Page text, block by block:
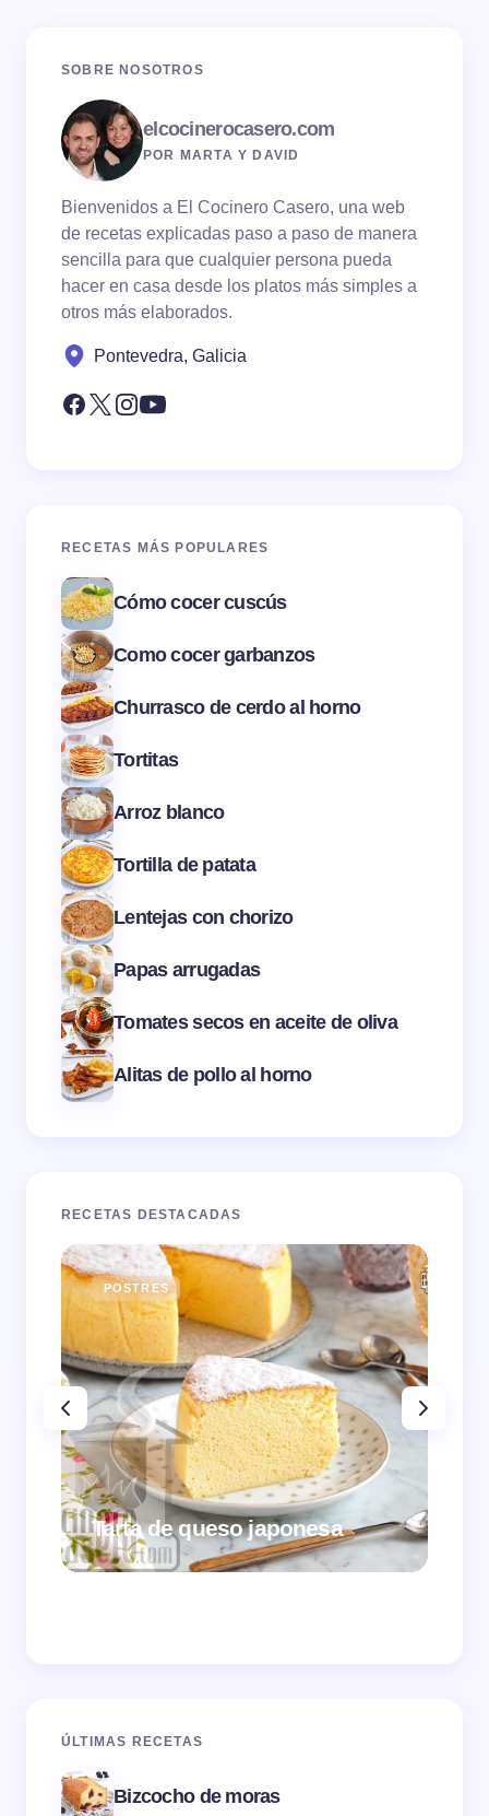
SOBRE NOSOTROS
elcocinerocasero.com
POR MARTA Y DAVID
Bienvenidos a El Cocinero Casero, una web
de recetas explicadas paso a paso de manera
sencilla para que cualquier persona pueda
hacer en casa desde los platos más simples a
otros más elaborados.
Pontevedra, Galicia
RECETAS MÁS POPULARES
Cómo cocer cuscús
Como cocer garbanzos
Churrasco de cerdo al horno
Tortitas
Arroz blanco
Tortilla de patata
Lentejas con chorizo
Papas arrugadas
Tomates secos en aceite de oliva
Alitas de pollo al horno
RECETAS DESTACADAS
POSTRES
Tarta de queso japonesa
ÚLTIMAS RECETAS
Bizcocho de moras